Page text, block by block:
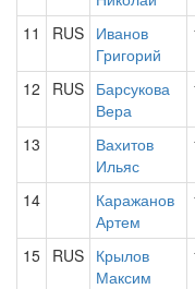
11 RUS Иванов
Григорий
12 RUS Барсукова
Вера
13
Вахитов
Ильяс
14
Каражанов
Артем
15 RUS Крылов
Максим